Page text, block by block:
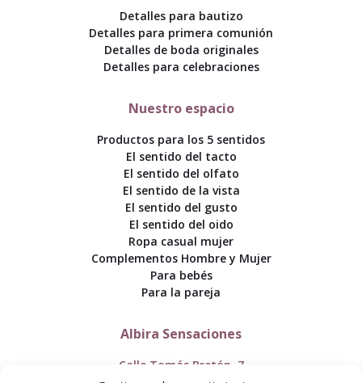
Detalles para bautizo
Detalles para primera comunión
Detalles de boda originales
Detalles para celebraciones
Nuestro espacio
Productos para los 5 sentidos
El sentido del tacto
El sentido del olfato
El sentido de la vista
El sentido del gusto
El sentido del oido
Ropa casual mujer
Complementos Hombre y Mujer
Para bebés
Para la pareja
Albira Sensaciones
Calle Tomás Bretón, 7